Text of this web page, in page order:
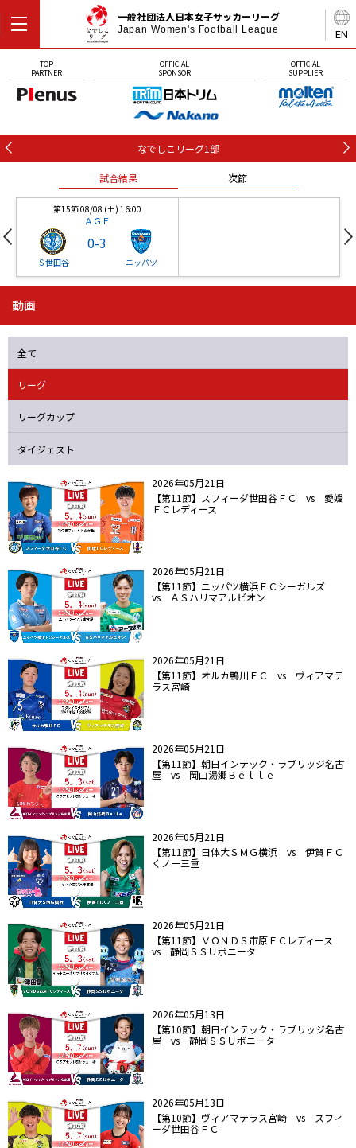
EN
一般社団法人日本女子サッカーリーグ
Japan Women's Football League
TOP
PARTNER
OFFICIAL
SPONSOR
OFFICIAL
SUPPLIER
なでしこリーグ1部
試合結果 次節
第15節 08/08 (土) 16:00
ＡＧＦ
Ｓ世田谷
0-3
ニッパツ
ニッパツ 石人の星
動画
全て
リーグ
リーグカップ
ダイジェスト
2026年05月21日
【第11節】スフィーダ世田谷ＦＣ vs 愛媛
ＦＣレディース
2026年05月21日
【第11節】ニッパツ横浜ＦＣシーガルズ
vs ＡＳハリマアルビオン
2026年05月21日
【第11節】オルカ鴨川ＦＣ vs ヴィアマテ
ラス宮崎
2026年05月21日
【第11節】朝日インテック・ラブリッジ名古
屋 vs 岡山湯郷Ｂｅｌｌｅ
2026年05月21日
【第11節】日体大ＳＭＧ横浜 vs 伊賀ＦＣ
くノ一三重
2026年05月21日
【第11節】ＶＯＮＤＳ市原ＦＣレディース
vs 静岡ＳＳＵボニータ
2026年05月13日
【第10節】朝日インテック・ラブリッジ名古
屋 vs 静岡ＳＳＵボニータ
2026年05月13日
【第10節】ヴィアマテラス宮崎 vs スフィ
ーダ世田谷ＦＣ